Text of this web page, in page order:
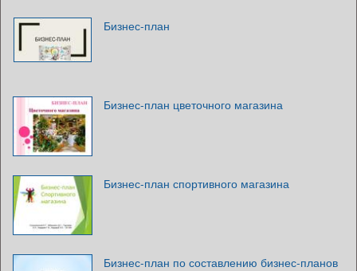
Бизнес-план
Бизнес-план цветочного магазина
Бизнес-план спортивного магазина
Бизнес-план по составлению бизнес-планов